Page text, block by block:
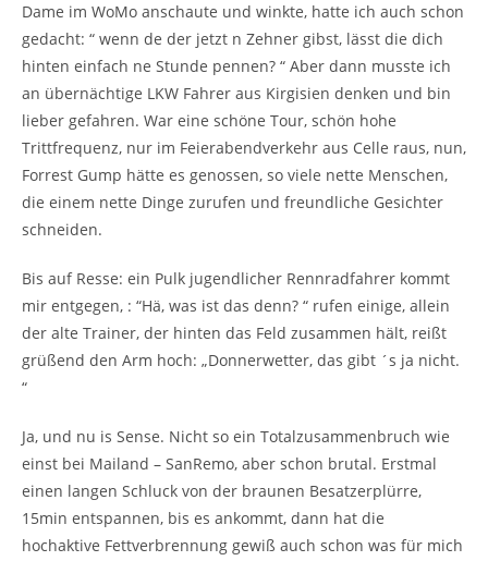
Dame im WoMo anschaute und winkte, hatte ich auch schon
gedacht: “ wenn de der jetzt n Zehner gibst, lässt die dich
hinten einfach ne Stunde pennen? “ Aber dann musste ich
an übernächtige LKW Fahrer aus Kirgisien denken und bin
lieber gefahren. War eine schöne Tour, schön hohe
Trittfrequenz, nur im Feierabendverkehr aus Celle raus, nun,
Forrest Gump hätte es genossen, so viele nette Menschen,
die einem nette Dinge zurufen und freundliche Gesichter
schneiden.
Bis auf Resse: ein Pulk jugendlicher Rennradfahrer kommt
mir entgegen, : “Hä, was ist das denn? “ rufen einige, allein
der alte Trainer, der hinten das Feld zusammen hält, reißt
grüßend den Arm hoch: „Donnerwetter, das gibt ´s ja nicht.
“
Ja, und nu is Sense. Nicht so ein Totalzusammenbruch wie
einst bei Mailand – SanRemo, aber schon brutal. Erstmal
einen langen Schluck von der braunen Besatzerplürre,
15min entspannen, bis es ankommt, dann hat die
hochaktive Fettverbrennung gewiß auch schon was für mich